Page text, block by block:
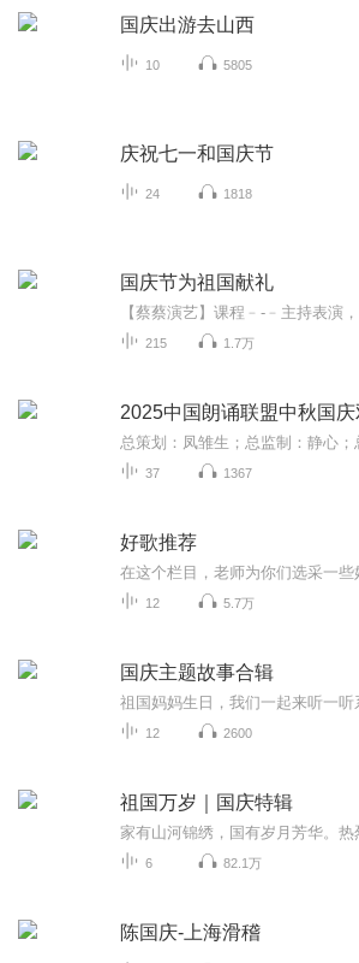
国庆出游去山西
10 5805
庆祝七一和国庆节
24 1818
国庆节为祖国献礼
215 1.7万
2025中国朗诵联盟中秋国
37 1367
好歌推荐
12 5.7万
国庆主题故事合辑
12 2600
祖国万岁｜国庆特辑
6 82.1万
陈国庆-上海滑稽